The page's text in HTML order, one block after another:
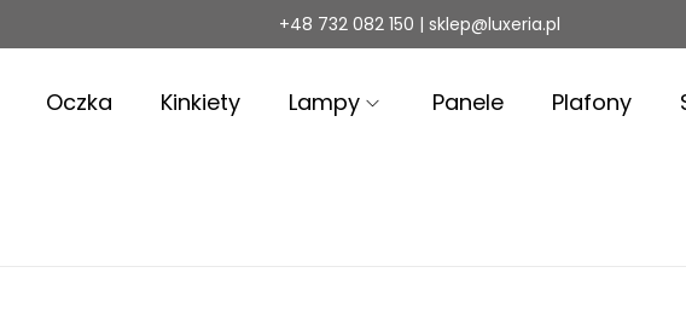
+48 732 082 150 | sklep@luxeria.pl
Oczka Kinkiety Lampy Panele Plafony